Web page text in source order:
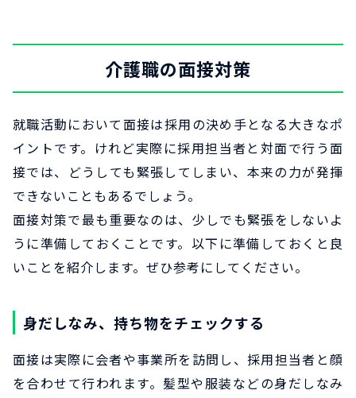
介護職の面接対策
就職活動において面接は採用の決め手となる大きなポ
イントです。けれど実際に採用担当者と対面で行う面
接では、どうしても緊張してしまい、本来の力が発揮
できないこともあるでしょう。
面接対策で最も重要なのは、少しでも緊張をしないよ
うに準備しておくことです。以下に準備しておくと良
いことを紹介します。ぜひ参考にしてください。
身だしなみ、持ち物をチェックする
面接は実際に会者や事業所を訪問し、採用担当者と顔
を合わせて行われます。髪型や服装などの身だしなみ